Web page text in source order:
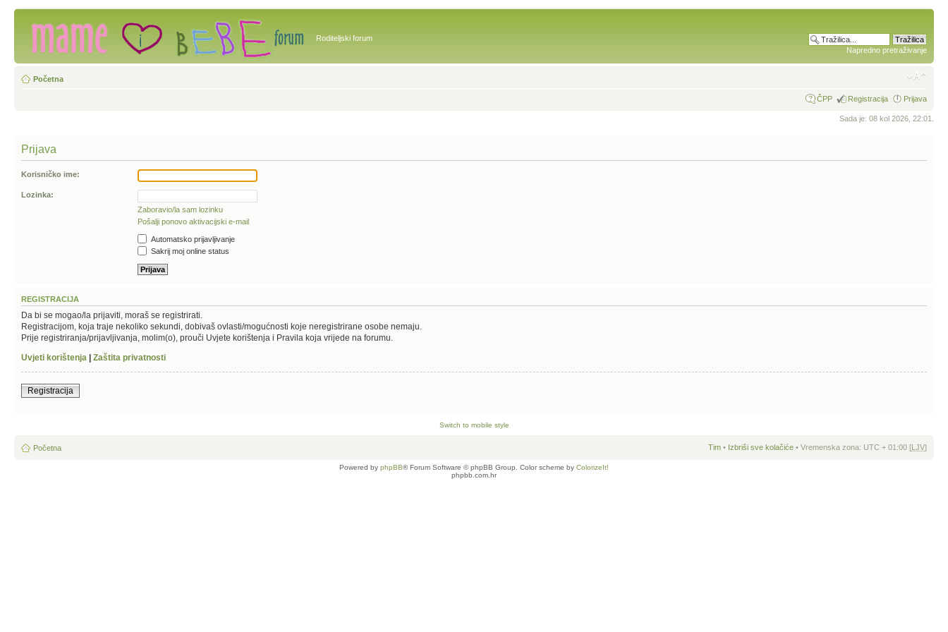
Roditeljski forum
Napredno pretraživanje
Početna
ČPP Registracija Prijava
Sada je: 08 kol 2026, 22:01.
Prijava
Korisničko ime:
Lozinka:
Zaboravio/la sam lozinku
Pošalji ponovo aktivacijski e-mail
Automatsko prijavljivanje
Sakrij moj online status
REGISTRACIJA
Da bi se mogao/la prijaviti, moraš se registrirati.
Registracijom, koja traje nekoliko sekundi, dobivaš ovlasti/mogućnosti koje neregistrirane osobe nemaju.
Prije registriranja/prijavljivanja, molim(o), prouči Uvjete korištenja i Pravila koja vrijede na forumu.
Uvjeti korištenja
Zaštita privatnosti
Registracija
Switch to mobile style
Početna Tim • Izbriši sve kolačiće • Vremenska zona: UTC + 01:00 [LJV]
Powered by phpBB® Forum Software © phpBB Group. Color scheme by ColorizeIt!
phpbb.com.hr